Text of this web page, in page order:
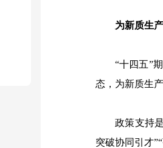
为新质生
“十四五”
态，为新质生
政策支持
突破协同引才